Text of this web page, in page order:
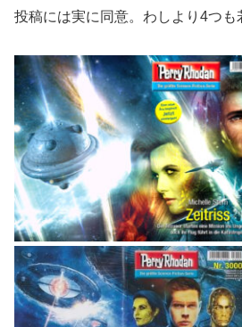
投稿には実に同意。わしより4つ